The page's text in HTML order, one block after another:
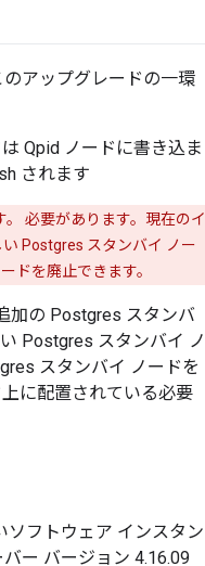
アップグレードの一環
Qpid ノードに書き込ま
されます
必要があります。現在のイ
Postgres スタンバイ ノー
ドを廃止できます。
加の Postgres スタンバ
Postgres スタンバイ ノ
スタンバイ ノードを
に配置されている必要
ソフトウェア インスタン
ー バージョン 4.16.09